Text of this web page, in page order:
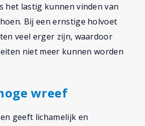
het lastig kunnen vinden van
Bij een ernstige holvoet
veel erger zijn, waardoor
niet meer kunnen worden
wreef
geeft lichamelijk en